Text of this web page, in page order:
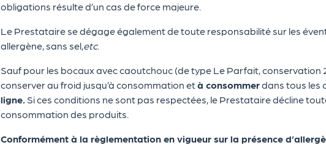
obligations résulte d’un cas de force majeure.
Le Prestataire se dégage également de toute responsabilité sur les
allergène, sans sel,etc.
Sauf pour les bocaux avec caoutchouc (de type Le Parfait, conservation
conserver au froid jusqu’à consommation età consommerdans tous les
ligne. Si ces conditions ne sont pas respectées, le Prestataire décline
consommation des produits.
Conformément à la règlementation en vigueur sur la présence